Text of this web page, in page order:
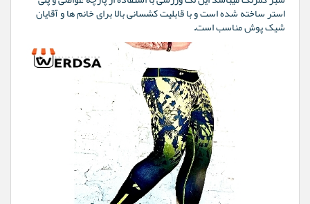
استر ساخته شده است و با قابلیت کشسانی بالا برای خانم ها و آقایان
شیک پوش مناسب است.